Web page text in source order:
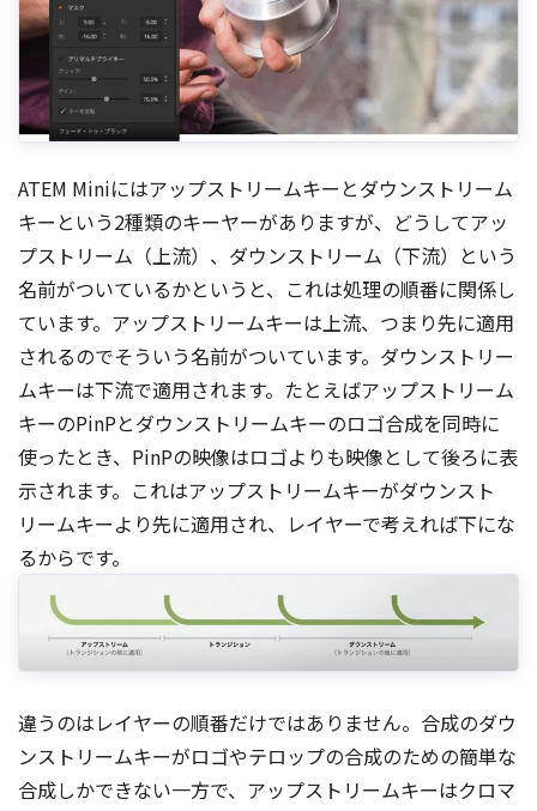
ATEM Miniにはアップストリームキーとダウンストリーム
キーという2種類のキーヤーがありますが、どうしてアッ
プストリーム（上流）、ダウンストリーム（下流）という
名前がついているかというと、これは処理の順番に関係し
ています。アップストリームキーは上流、つまり先に適用
されるのでそういう名前がついています。ダウンストリー
ムキーは下流で適用されます。たとえばアップストリーム
キーのPinPとダウンストリームキーのロゴ合成を同時に
使ったとき、PinPの映像はロゴよりも映像として後ろに表
示されます。これはアップストリームキーがダウンスト
リームキーより先に適用され、レイヤーで考えれば下にな
るからです。
違うのはレイヤーの順番だけではありません。合成のダウ
ンストリームキーがロゴやテロップの合成のための簡単な
合成しかできない一方で、アップストリームキーはクロマ